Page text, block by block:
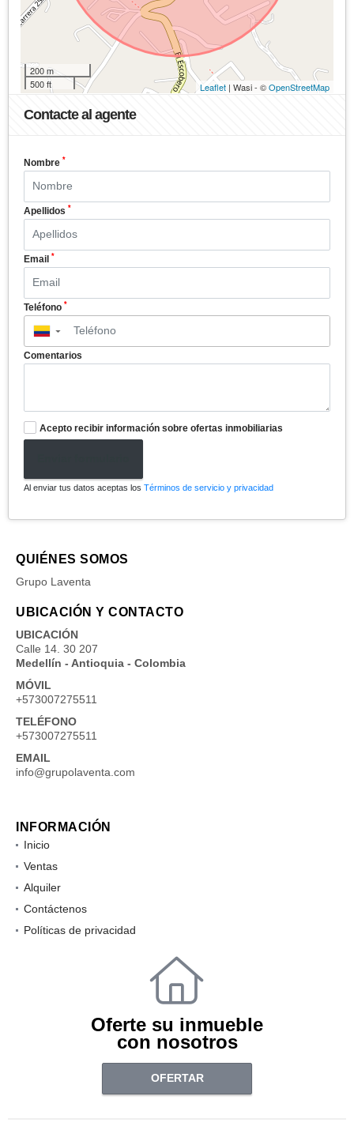
200 m
500 ft
Leaflet | Wasi - ©OpenStreetMap
Contacte al agente
Nombre *
Apellidos *
Email *
Teléfono *
▼
Comentarios
Acepto recibir información sobre ofertas inmobiliarias
Al enviar tus datos aceptas los Términos de servicio y privacidad
QUIÉNES SOMOS
Grupo Laventa
UBICACIÓN Y CONTACTO
UBICACIÓN
Calle 14. 30 207
Medellín - Antioquia - Colombia
MÓVIL
+573007275511
TELÉFONO
+573007275511
EMAIL
info@grupolaventa.com
INFORMACIÓN
Inicio
Ventas
Alquiler
Contáctenos
Políticas de privacidad
Oferte su inmueble
con nosotros
OFERTAR